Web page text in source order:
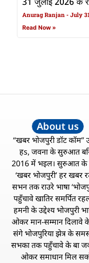
31 जुलाई 2026 के
Anurag Ranjan July
Read Now »
About us
“खबर भोजपुरी डॉट कॉम”
हs, जवना के सुरुआत
2016 में भइल। सुरुआत के
‘खबर भोजपुरी’ हर खबर
सभन तक राउरे भाषा
पहुँचावे खातिर समर्पित
हमनी के उद्देश्य भोजपुरी
ओकर मान-सम्मान दिलावे
संगे भोजपुरिया झेत्र के
सभका तक पहुँचावे के बा
ओकर समाधान मिल